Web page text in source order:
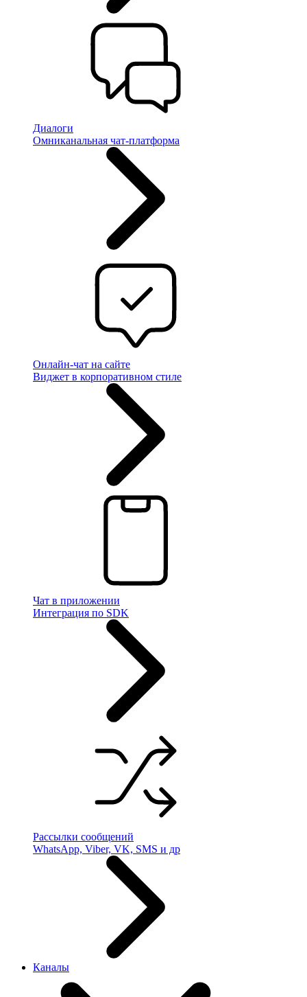
Диалоги
Омниканальная чат-платформа
Онлайн-чат на сайте
Виджет в корпоративном стиле
Чат в приложении
Интеграция по SDK
Рассылки сообщений
WhatsApp, Viber, VK, SMS и др
Каналы